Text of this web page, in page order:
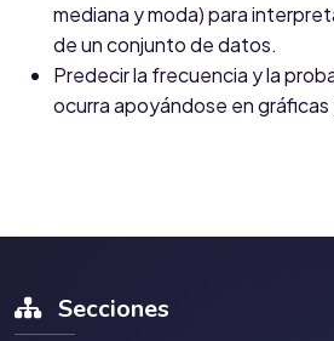
mediana y moda) para
de un conjunto de datos.
Predecir la frecuencia y la
ocurra apoyándose en gráficas
Secciones